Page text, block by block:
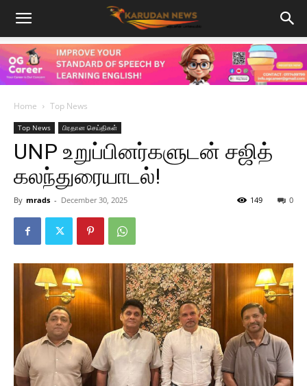
Home Top News
Top News பிரதான செய்திகள்
UNP உறுப்பினர்களுடன் சஜித்
கலந்துரையாடல்!
By mrads - December 30, 2025 0
149